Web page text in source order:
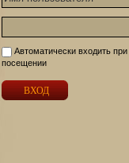
Автоматически входить
посещении